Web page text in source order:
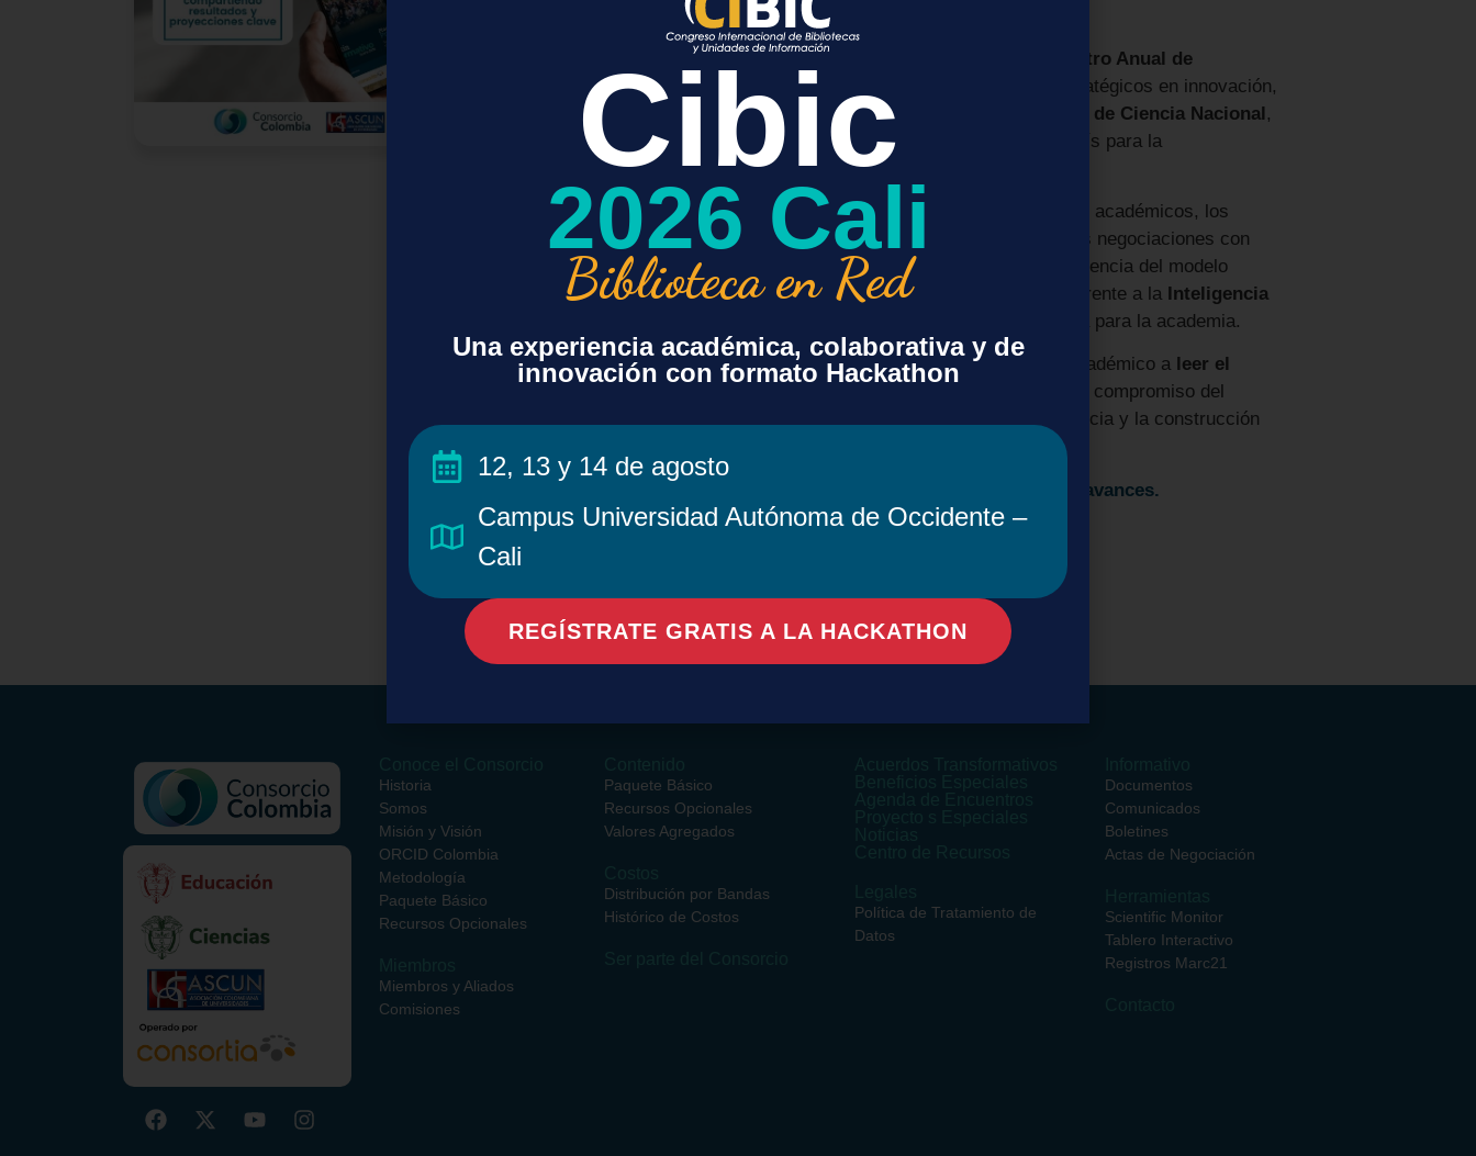
2025 y el inicio de un nuevo año de trabajo colaborativo.
En esta edición, el boletín destaca los aprendizajes del
Encuentro Anual de
Consorcios 2025 – Finanzas con Propósito
, los avances estratégicos en innovación,
gobernanza y sostenibilidad, así como el crecimiento del
Portal de Ciencia Nacional ,
que continúa consolidándose como una iniciativa de alcance país para la
democratización del conocimiento.
Además, se presentan cifras clave sobre el uso de los recursos académicos, los
resultados de losAcuerdos Transformativos
, el balance de las negociaciones con
editores, y un análisis financiero que refleja la estabilidad y eficiencia del modelo
consorcial. El boletín también aborda la postura del Consorcio frente a la Inteligencia
, desde una visión responsable, sostenible y equitativa para la academia.
Invitamos a todas las instituciones y actores del ecosistema académico a leer el
, un documento que refleja el compromiso del
Consorcio Colombia con el liderazgo colaborativo, la transparencia y la construcción
Consulte el boletín completo y conozca en detalle estos avances.
Historia
Somos
Misión y Visión
ORCID Colombia
Metodología
Paquete Básico
Recursos Opcionales
Miembros y Aliados
Comisiones
Paquete Básico
Recursos Opcionales
Valores Agregados
Distribución por Bandas
Histórico de Costos
Política de Tratamiento de
Datos
Documentos
Comunicados
Boletines
Actas de Negociación
Scientific Monitor
Tablero Interactivo
Registros Marc21
Cibic
2026 Cali
Biblioteca en Red
Una experiencia académica, colaborativa y de
innovación con formato Hackathon
12, 13 y 14 de agosto
Campus Universidad Autónoma de Occidente –
Cali
REGÍSTRATE GRATIS A LA HACKATHON